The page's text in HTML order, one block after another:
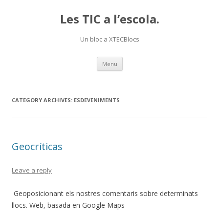
Les TIC a l’escola.
Un bloc a XTECBlocs
Menu Skip
content
CATEGORY ARCHIVES: ESDEVENIMENTS
Geocríticas
Leave a reply
Geoposicionant els nostres comentaris sobre determinats
llocs. Web, basada en Google Maps